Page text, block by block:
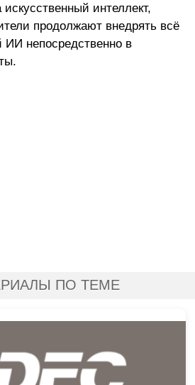
интеллект,
продолжают внедрять всё
непосредственно в
ПО ТЕМЕ